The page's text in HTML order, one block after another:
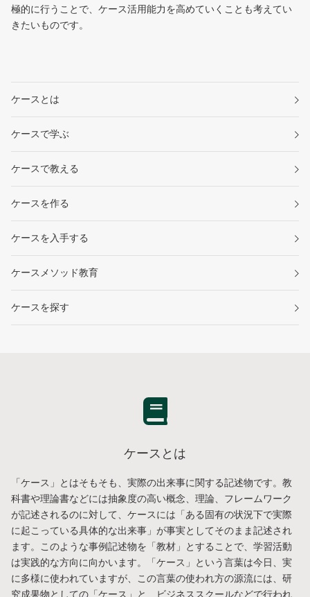
極的に行うことで、ケース活用能力を高めていくことも考えてい
きたいものです。
ケースとは
ケースで学ぶ
ケースで教える
ケースを作る
ケースを入手する
ケースメソッド教育
ケースを探す
ケースとは
「ケース」とはそもそも、実際の出来事に関する記述物です。教
科書や理論書などには抽象度の高い概念、理論、フレームワーク
が記述されるのに対して、ケースには「ある固有の状況下で実際
に起こっている具体的な出来事」が事実としてそのまま記述され
ます。このような事例記述物を「教材」とすることで、学習活動
は実践的な方向に向かいます。「ケース」という言葉は今日、実
に多様に使われていますが、この言葉の使われ方の源流には、研
究成果物としての「ケース」と、ビジネススクールなどで行われ